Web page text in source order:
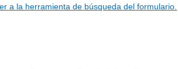
a la herramienta de búsqueda del formulario.